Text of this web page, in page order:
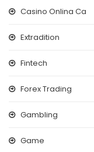
Casino Onlina Ca
Extradition
Fintech
Forex Trading
Gambling
Game